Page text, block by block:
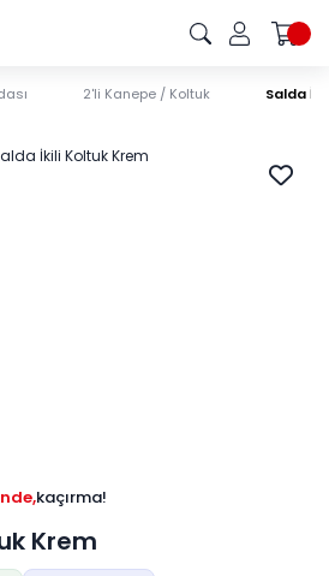
2'li Kanepe / Koltuk Salda
kaçırma!
Krem